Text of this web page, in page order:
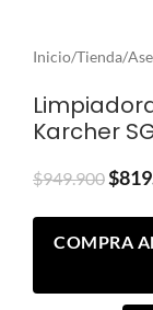
Inicio/Tienda/
Karcher
$949.900$
COMPRA